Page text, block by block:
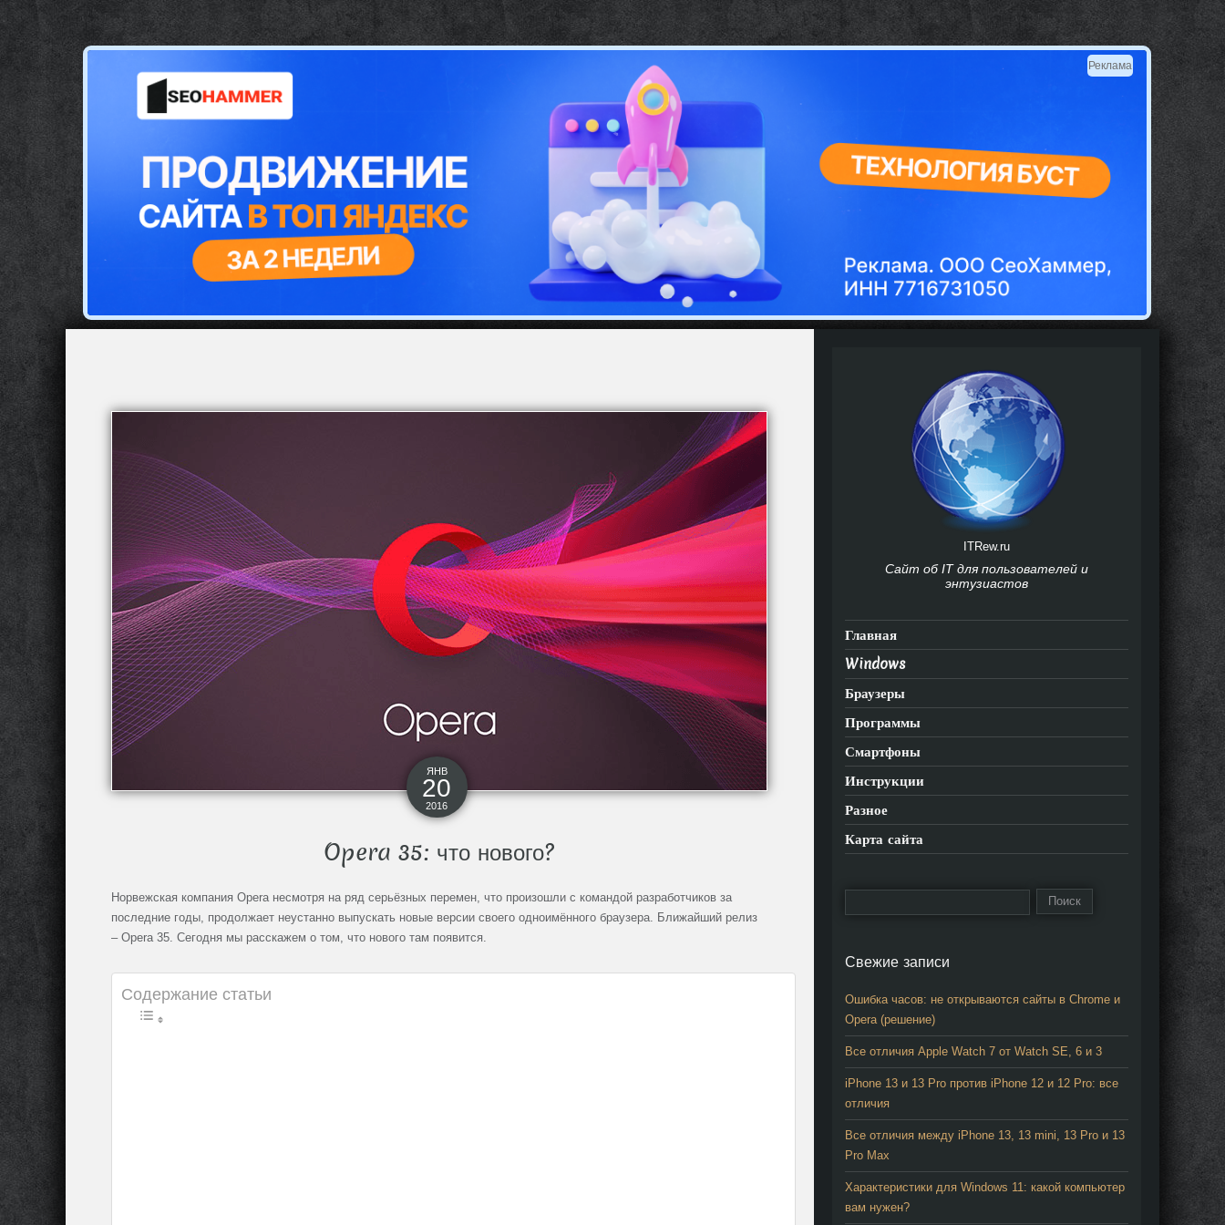
Реклама
ЯНВ
20
2016
Opera 35: что нового?
Норвежская компания Opera несмотря на ряд серьёзных перемен, что произошли с командой разработчиков за
последние годы, продолжает неустанно выпускать новые версии своего одноимённого браузера. Ближайший релиз
– Opera 35. Сегодня мы расскажем о том, что нового там появится.
Содержание статьи
Новый
раздел
настроек
Кликабельные
звука на
вкладках
страница
загрузок
Подтверждение
ITRew.ru
Сайт об IT для пользователей и
энтузиастов
Главная
Windows
Браузеры
Программы
Смартфоны
Инструкции
Разное
Карта сайта
Свежие записи
Ошибка часов: не открываются сайты в Chrome и
Opera (решение)
Все отличия Apple Watch 7 от Watch SE, 6 и 3
iPhone 13 и 13 Pro против iPhone 12 и 12 Pro: все
отличия
Все отличия между iPhone 13, 13 mini, 13 Pro и 13
Pro Max
Характеристики для Windows 11: какой компьютер
вам нужен?